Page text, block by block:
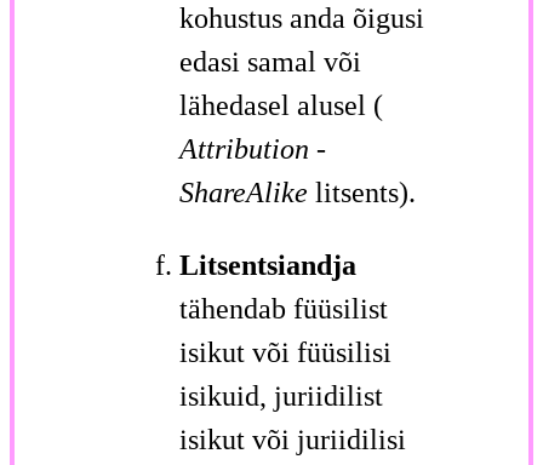
kohustus anda õigusi
edasi samal või
lähedasel alusel (
Attribution -
ShareAlike litsents).
Litsentsiandja
tähendab füüsilist
isikut või füüsilisi
isikuid, juriidilist
isikut või juriidilisi